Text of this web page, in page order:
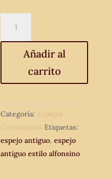
antiguo
estilo
alfonsino
x
cm.
cantidad
Añadir al
carrito
Categoría: Espejos -
Cornucopias Etiquetas:
espejo antiguo,espejo
antiguo estilo alfonsino